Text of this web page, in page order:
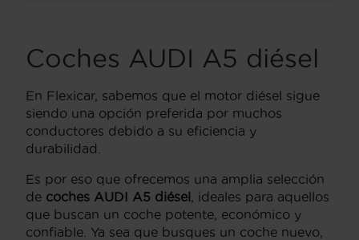
Coches AUDI A5 diésel
En Flexicar, sabemos que el motor diésel sigue
siendo una opción preferida por muchos
conductores debido a su eficiencia y
durabilidad.
Es por eso que ofrecemos una amplia selección
de coches AUDI A5 diésel , ideales para aquellos
que buscan un coche potente, económico y
confiable. Ya sea que busques un coche nuevo,